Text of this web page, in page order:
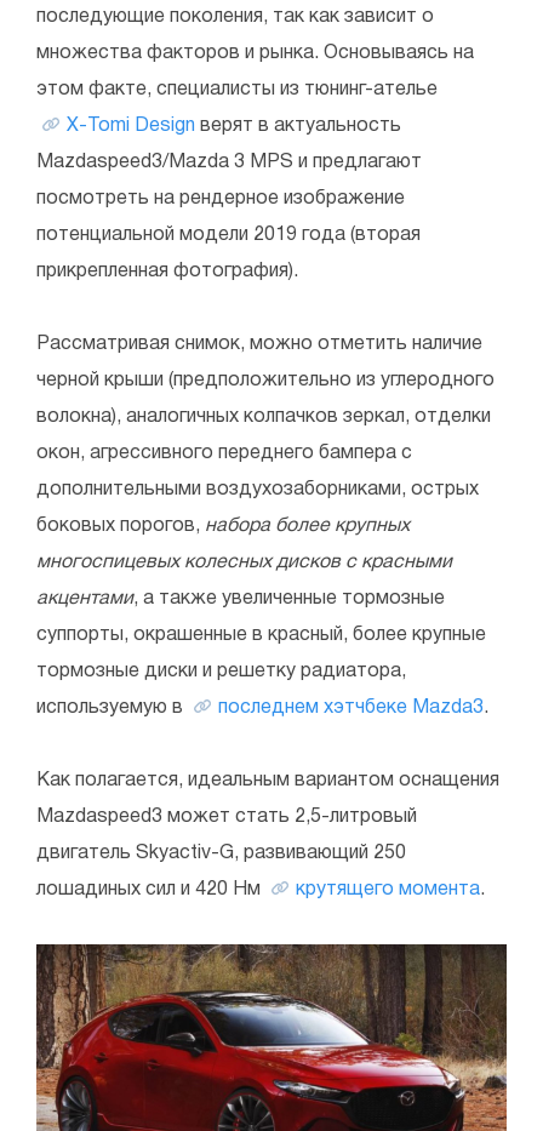
последующие поколения, так как зависит о
множества факторов и рынка. Основываясь на
этом факте, специалисты из тюнинг-ателье
X-Tomi Design верят в актуальность
Mazdaspeed3/Mazda 3 MPS и предлагают
посмотреть на рендерное изображение
потенциальной модели 2019 года (вторая
прикрепленная фотография).
Рассматривая снимок, можно отметить наличие
черной крыши (предположительно из углеродного
волокна), аналогичных колпачков зеркал, отделки
окон, агрессивного переднего бампера с
дополнительными воздухозаборниками, острых
боковых порогов, набора более крупных
многоспицевых колесных дисков с красными
акцентами, а также увеличенные тормозные
суппорты, окрашенные в красный, более крупные
тормозные диски и решетку радиатора,
используемую в последнем хэтчбеке Mazda3.
Как полагается, идеальным вариантом оснащения
Mazdaspeed3 может стать 2,5-литровый
двигатель Skyactiv-G, развивающий 250
лошадиных сил и 420 Нм крутящего момента.